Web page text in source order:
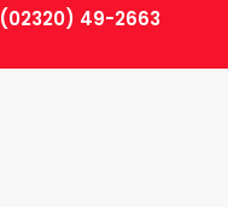
(02320) 49-2663